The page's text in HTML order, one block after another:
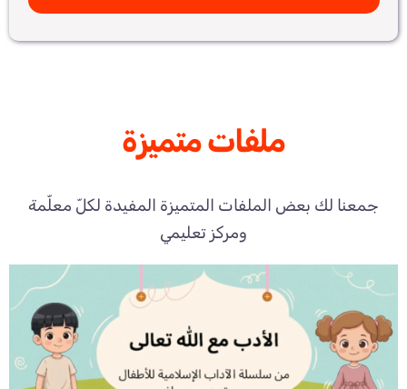
ملفات متميزة
جمعنا لك بعض الملفات المتميزة المفيدة لكلّ معلّمة
ومركز تعليمي